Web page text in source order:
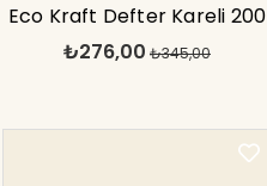
Eco Kraft Defter Kareli 200
syf Yeşil 17x24 cm
₺276,00 ₺345,00